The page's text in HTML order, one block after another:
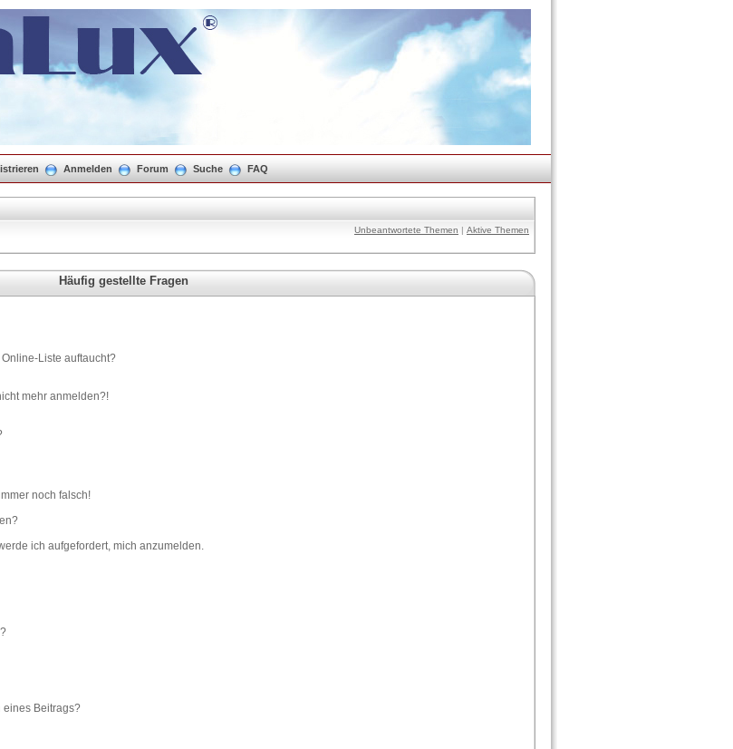
Anmelden Forum Suche FAQ
Unbeantwortete Themen | Aktive Themen
Häufig gestellte Fragen
Liste auftaucht?
mehr anmelden?!
noch falsch!
ich aufgefordert, mich anzumelden.
eines Beitrags?